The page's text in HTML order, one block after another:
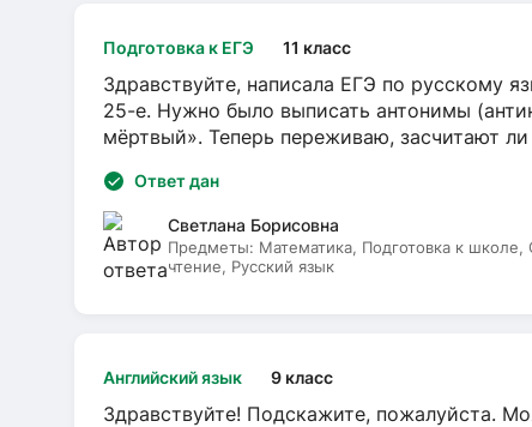
Подготовка к ЕГЭ 11 класс
Здравствуйте, написала ЕГЭ по русскому
25-е. Нужно было выписать антонимы
мёртвый». Теперь переживаю, засчитают ли
Ответ дан
Светлана Борисовна
Предметы: Математика, Подготовка к
чтение, Русский язык
Английский язык 9 класс
Здравствуйте! Подскажите, пожалуйста.